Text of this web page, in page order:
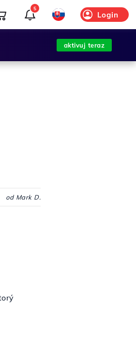
Login
5
aktivuj teraz
od Mark D.